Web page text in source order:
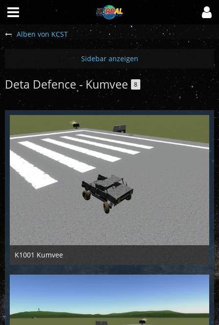
Alben von KCST
Deta Defence - Kumvee 8
K1001 Kumvee
KCST
26. Juni 2016
1.125
1 0